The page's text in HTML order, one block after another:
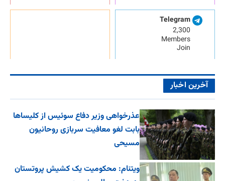
Telegram
2,300
Members
Join
آخرین اخبار
عذرخواهی وزیر دفاع سوئیس از کلیساها
بابت لغو معافیت سربازی روحانیون
مسیحی
ویتنام: محکومیت یک کشیش پروتستان